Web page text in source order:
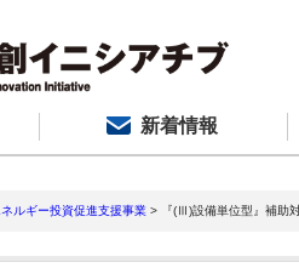
新着情報
ルギー投資促進支援事業 > 『(Ⅲ)設備単位型』補助